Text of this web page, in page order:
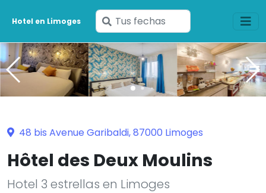
Hotel en Limoges
Ingresa
tus
fechas
48 bis Avenue Garibaldi, 87000 Limoges
Hôtel des Deux Moulins
Hotel 3 estrellas en Limoges